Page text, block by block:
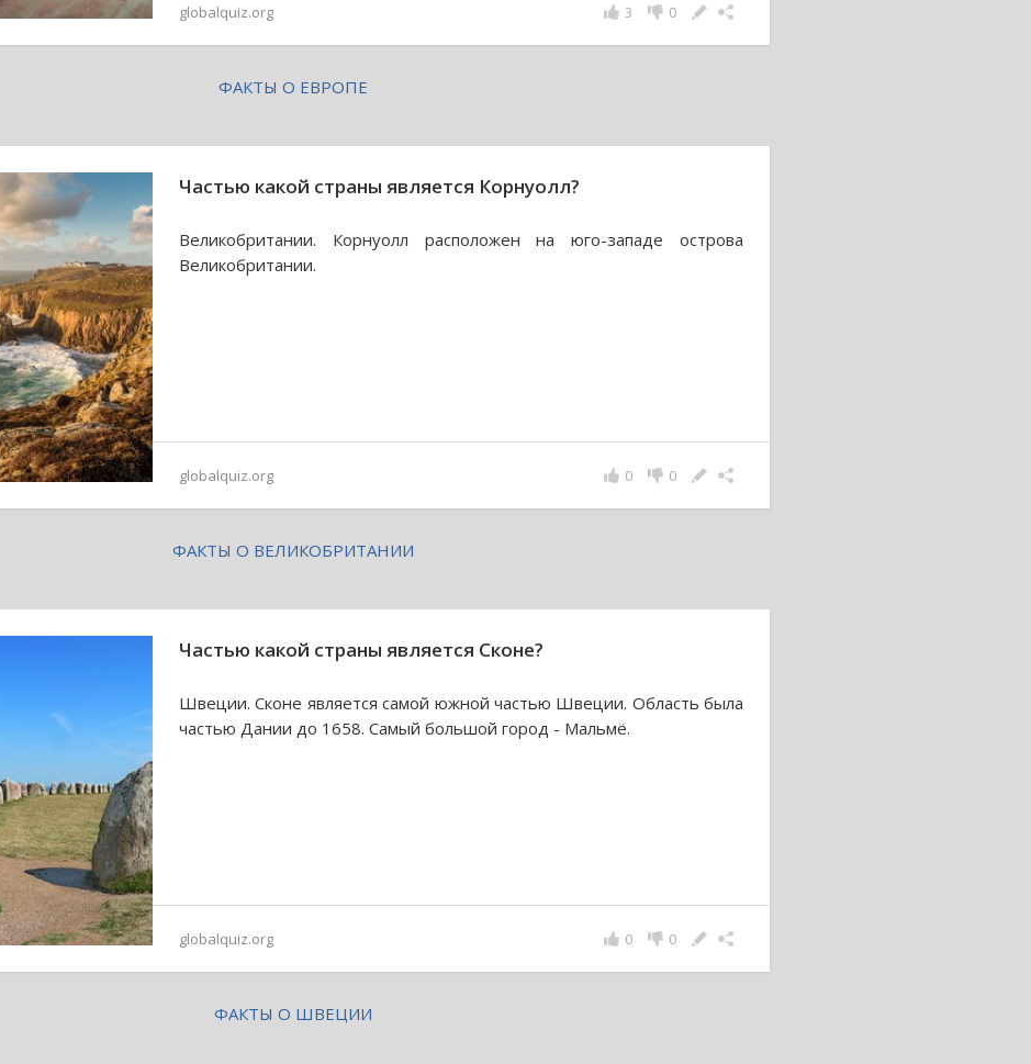
globalquiz.org 0
3
ФАКТЫ О ЕВРОПЕ
Частью какой страны является Корнуолл?
Великобритании. Корнуолл расположен на юго-западе острова
Великобритании.
globalquiz.org 0
0
ФАКТЫ О ВЕЛИКОБРИТАНИИ
Частью какой страны является Сконе?
Швеции. Сконе является самой южной частью Швеции. Область была
частью Дании до 1658. Самый большой город - Мальмё.
globalquiz.org 0
0
ФАКТЫ О ШВЕЦИИ